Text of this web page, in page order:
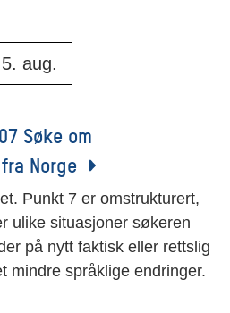
5. aug.
Søke om
Norge
Punkt 7 er omstrukturert,
ulike situasjoner søkeren
på nytt faktisk eller rettslig
mindre språklige endringer.